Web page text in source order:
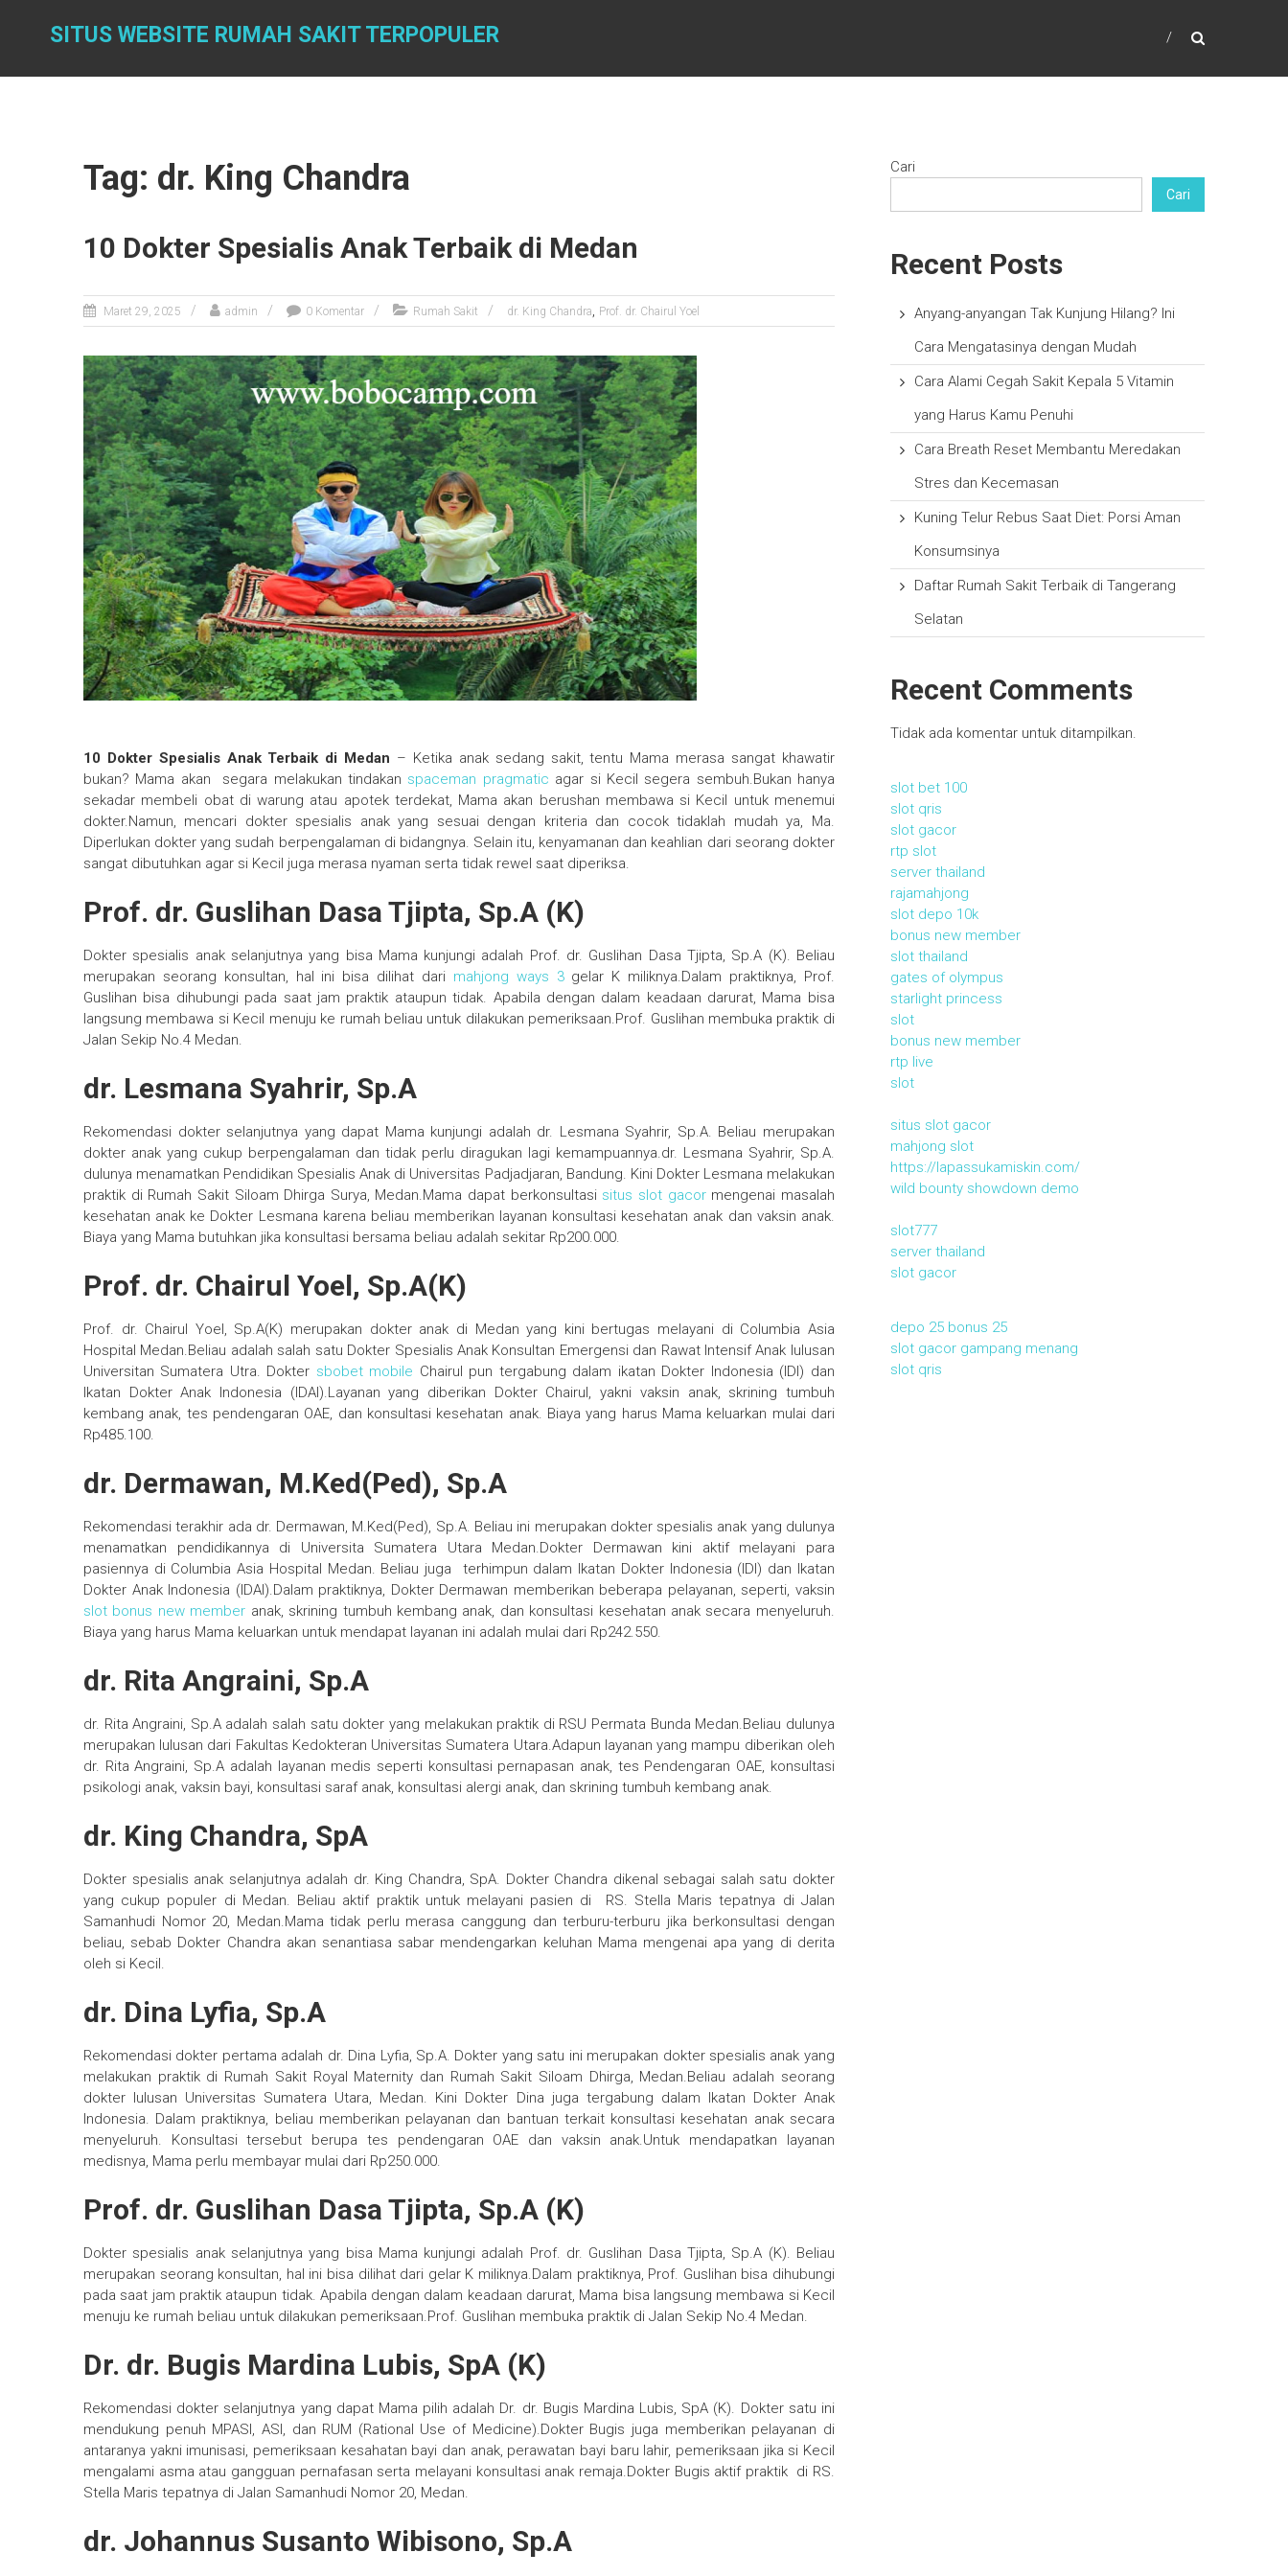
SITUS WEBSITE RUMAH SAKIT TERPOPULER
Tag: dr. King Chandra
10 Dokter Spesialis Anak Terbaik di Medan
Maret 29, 2025 admin 0 Komentar Rumah Sakit dr. King Chandra, Prof. dr. Chairul Yoel
10 Dokter Spesialis Anak Terbaik di Medan – Ketika anak sedang sakit, tentu Mama merasa sangat khawatir
bukan? Mama akan segara melakukan tindakan spaceman pragmatic agar si Kecil segera sembuh.Bukan hanya
sekadar membeli obat di warung atau apotek terdekat, Mama akan berushan membawa si Kecil untuk menemui
dokter.Namun, mencari dokter spesialis anak yang sesuai dengan kriteria dan cocok tidaklah mudah ya, Ma.
Diperlukan dokter yang sudah berpengalaman di bidangnya. Selain itu, kenyamanan dan keahlian dari seorang dokter
sangat dibutuhkan agar si Kecil juga merasa nyaman serta tidak rewel saat diperiksa.
Prof. dr. Guslihan Dasa Tjipta, Sp.A (K)
Dokter spesialis anak selanjutnya yang bisa Mama kunjungi adalah Prof. dr. Guslihan Dasa Tjipta, Sp.A (K). Beliau
merupakan seorang konsultan, hal ini bisa dilihat dari mahjong ways 3gelar K miliknya.Dalam praktiknya, Prof.
Guslihan bisa dihubungi pada saat jam praktik ataupun tidak. Apabila dengan dalam keadaan darurat, Mama bisa
langsung membawa si Kecil menuju ke rumah beliau untuk dilakukan pemeriksaan.Prof. Guslihan membuka praktik di
Jalan Sekip No.4 Medan.
dr. Lesmana Syahrir, Sp.A
Rekomendasi dokter selanjutnya yang dapat Mama kunjungi adalah dr. Lesmana Syahrir, Sp.A. Beliau merupakan
dokter anak yang cukup berpengalaman dan tidak perlu diragukan lagi kemampuannya.dr. Lesmana Syahrir, Sp.A.
dulunya menamatkan Pendidikan Spesialis Anak di Universitas Padjadjaran, Bandung. Kini Dokter Lesmana melakukan
praktik di Rumah Sakit Siloam Dhirga Surya, Medan.Mama dapat berkonsultasi situs slot gacormengenai masalah
kesehatan anak ke Dokter Lesmana karena beliau memberikan layanan konsultasi kesehatan anak dan vaksin anak.
Biaya yang Mama butuhkan jika konsultasi bersama beliau adalah sekitar Rp200.000.
Prof. dr. Chairul Yoel, Sp.A(K)
Prof. dr. Chairul Yoel, Sp.A(K) merupakan dokter anak di Medan yang kini bertugas melayani di Columbia Asia
Hospital Medan.Beliau adalah salah satu Dokter Spesialis Anak Konsultan Emergensi dan Rawat Intensif Anak lulusan
Universitan Sumatera Utra. Dokter sbobet mobile Chairul pun tergabung dalam ikatan Dokter Indonesia (IDI) dan
Ikatan Dokter Anak Indonesia (IDAI).Layanan yang diberikan Dokter Chairul, yakni vaksin anak, skrining tumbuh
kembang anak, tes pendengaran OAE, dan konsultasi kesehatan anak. Biaya yang harus Mama keluarkan mulai dari
Rp485.100.
dr. Dermawan, M.Ked(Ped), Sp.A
Rekomendasi terakhir ada dr. Dermawan, M.Ked(Ped), Sp.A. Beliau ini merupakan dokter spesialis anak yang dulunya
menamatkan pendidikannya di Universita Sumatera Utara Medan.Dokter Dermawan kini aktif melayani para
pasiennya di Columbia Asia Hospital Medan. Beliau juga terhimpun dalam Ikatan Dokter Indonesia (IDI) dan Ikatan
Dokter Anak Indonesia (IDAI).Dalam praktiknya, Dokter Dermawan memberikan beberapa pelayanan, seperti, vaksin
slot bonus new member anak, skrining tumbuh kembang anak, dan konsultasi kesehatan anak secara menyeluruh.
Biaya yang harus Mama keluarkan untuk mendapat layanan ini adalah mulai dari Rp242.550.
dr. Rita Angraini, Sp.A
dr. Rita Angraini, Sp.A adalah salah satu dokter yang melakukan praktik di RSU Permata Bunda Medan.Beliau dulunya
merupakan lulusan dari Fakultas Kedokteran Universitas Sumatera Utara.Adapun layanan yang mampu diberikan oleh
dr. Rita Angraini, Sp.A adalah layanan medis seperti konsultasi pernapasan anak, tes Pendengaran OAE, konsultasi
psikologi anak, vaksin bayi, konsultasi saraf anak, konsultasi alergi anak, dan skrining tumbuh kembang anak.
dr. King Chandra, SpA
Dokter spesialis anak selanjutnya adalah dr. King Chandra, SpA. Dokter Chandra dikenal sebagai salah satu dokter
yang cukup populer di Medan. Beliau aktif praktik untuk melayani pasien di RS. Stella Maris tepatnya di Jalan
Samanhudi Nomor 20, Medan.Mama tidak perlu merasa canggung dan terburu-terburu jika berkonsultasi dengan
beliau, sebab Dokter Chandra akan senantiasa sabar mendengarkan keluhan Mama mengenai apa yang di derita
oleh si Kecil.
dr. Dina Lyfia, Sp.A
Rekomendasi dokter pertama adalah dr. Dina Lyfia, Sp.A. Dokter yang satu ini merupakan dokter spesialis anak yang
melakukan praktik di Rumah Sakit Royal Maternity dan Rumah Sakit Siloam Dhirga, Medan.Beliau adalah seorang
dokter lulusan Universitas Sumatera Utara, Medan. Kini Dokter Dina juga tergabung dalam Ikatan Dokter Anak
Indonesia. Dalam praktiknya, beliau memberikan pelayanan dan bantuan terkait konsultasi kesehatan anak secara
menyeluruh. Konsultasi tersebut berupa tes pendengaran OAE dan vaksin anak.Untuk mendapatkan layanan
medisnya, Mama perlu membayar mulai dari Rp250.000.
Prof. dr. Guslihan Dasa Tjipta, Sp.A (K)
Dokter spesialis anak selanjutnya yang bisa Mama kunjungi adalah Prof. dr. Guslihan Dasa Tjipta, Sp.A (K). Beliau
merupakan seorang konsultan, hal ini bisa dilihat dari gelar K miliknya.Dalam praktiknya, Prof. Guslihan bisa dihubungi
pada saat jam praktik ataupun tidak. Apabila dengan dalam keadaan darurat, Mama bisa langsung membawa si Kecil
menuju ke rumah beliau untuk dilakukan pemeriksaan.Prof. Guslihan membuka praktik di Jalan Sekip No.4 Medan.
Dr. dr. Bugis Mardina Lubis, SpA (K)
Rekomendasi dokter selanjutnya yang dapat Mama pilih adalah Dr. dr. Bugis Mardina Lubis, SpA (K). Dokter satu ini
mendukung penuh MPASI, ASI, dan RUM (Rational Use of Medicine).Dokter Bugis juga memberikan pelayanan di
antaranya yakni imunisasi, pemeriksaan kesahatan bayi dan anak, perawatan bayi baru lahir, pemeriksaan jika si Kecil
mengalami asma atau gangguan pernafasan serta melayani konsultasi anak remaja.Dokter Bugis aktif praktik di RS.
Stella Maris tepatnya di Jalan Samanhudi Nomor 20, Medan.
dr. Johannus Susanto Wibisono, Sp.A
Cari
Cari
Recent Posts
Anyang-anyangan Tak Kunjung Hilang? Ini
Cara Mengatasinya dengan Mudah
Cara Alami Cegah Sakit Kepala 5 Vitamin
yang Harus Kamu Penuhi
Cara Breath Reset Membantu Meredakan
Stres dan Kecemasan
Kuning Telur Rebus Saat Diet: Porsi Aman
Konsumsinya
Daftar Rumah Sakit Terbaik di Tangerang
Selatan
Recent Comments
Tidak ada komentar untuk ditampilkan.
slot bet 100
slot qris
slot gacor
rtp slot
server thailand
rajamahjong
slot depo 10k
bonus new member
slot thailand
gates of olympus
starlight princess
slot
bonus new member
rtp live
slot
situs slot gacor
mahjong slot
https://lapassukamiskin.com/
wild bounty showdown demo
slot777
server thailand
slot gacor
depo 25 bonus 25
slot gacor gampang menang
slot qris